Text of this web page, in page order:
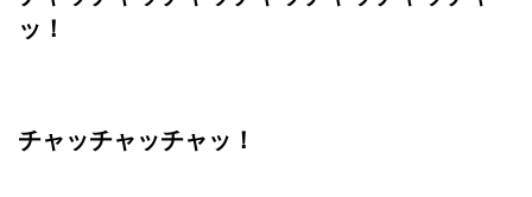
ッ！
チャッチャッチャッ！